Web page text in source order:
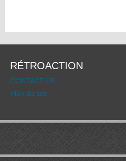
RÉTROACTION
CONTACT US
Plan du site